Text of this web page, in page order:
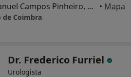
Rua Doutor Manuel Campos Pinheiro, 51, Espadaneira, S. Martinho do Bispo, Coimbra, Coimbra • Mapa
de Coimbra
Dr. Frederico Furriel
Urologista